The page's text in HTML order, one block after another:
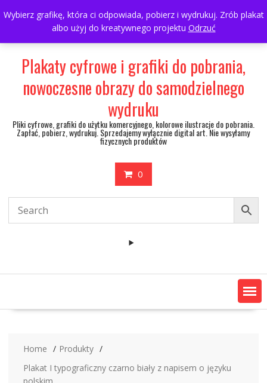
Wybierz grafikę, która ci odpowiada, pobierz i wydrukuj. Zrób plakat
albo użyj do kreatywnego projektu Odrzuć
to
697063361
walulik@gmail.com
My Account
Plakaty cyfrowe i grafiki do pobrania,
nowoczesne obrazy do samodzielnego
wydruku
Pliki cyfrowe, grafiki do użytku komercyjnego, kolorowe ilustracje do pobrania.
Zapłać, pobierz, wydrukuj. Sprzedajemy wyłącznie digital art. Nie wysyłamy
fizycznych produktów
0
Home
Produkty
Plakat I typograficzny czarno biały z napisem o języku